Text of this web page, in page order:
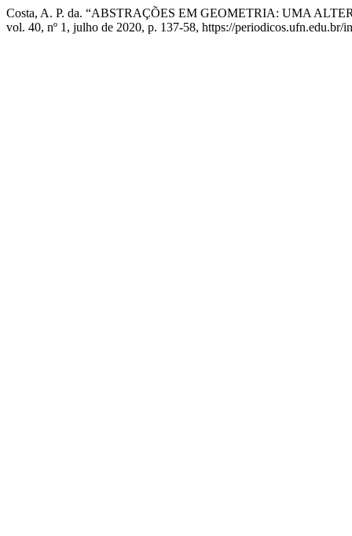
Costa, A. P. da. “ABSTRAÇÕES EM GEOMETRIA: UMA
vol. 40, nº 1, julho de 2020, p. 137-58, https://